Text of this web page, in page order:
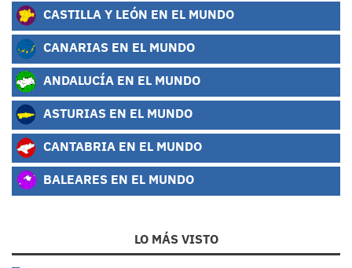
CASTILLA Y LEÓN EN EL MUNDO
CANARIAS EN EL MUNDO
ANDALUCÍA EN EL MUNDO
ASTURIAS EN EL MUNDO
CANTABRIA EN EL MUNDO
BALEARES EN EL MUNDO
LO MÁS VISTO